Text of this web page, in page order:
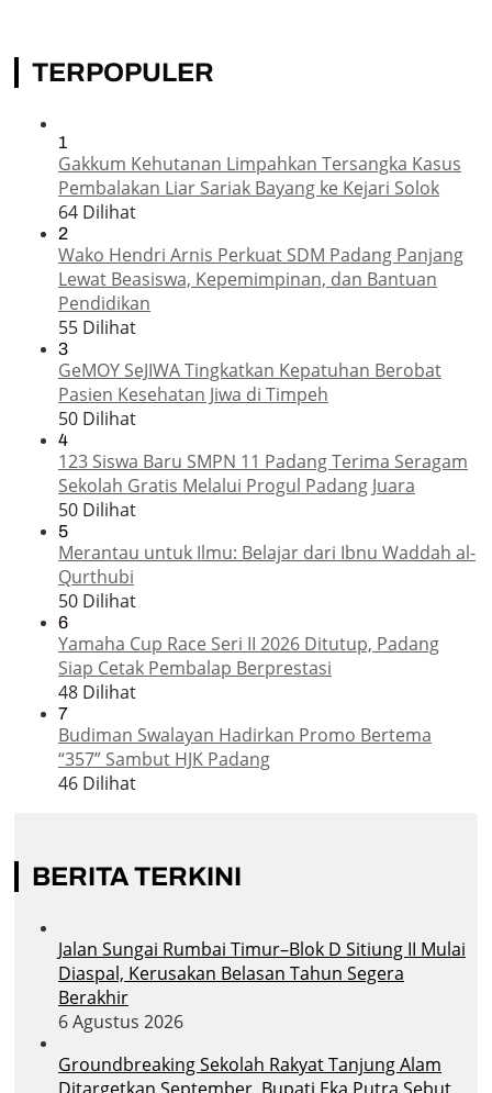
TERPOPULER
1
Gakkum Kehutanan Limpahkan Tersangka Kasus
Pembalakan Liar Sariak Bayang ke Kejari Solok
64 Dilihat
2
Wako Hendri Arnis Perkuat SDM Padang Panjang
Lewat Beasiswa, Kepemimpinan, dan Bantuan
Pendidikan
55 Dilihat
3
GeMOY SeJIWA Tingkatkan Kepatuhan Berobat
Pasien Kesehatan Jiwa di Timpeh
50 Dilihat
4
123 Siswa Baru SMPN 11 Padang Terima Seragam
Sekolah Gratis Melalui Progul Padang Juara
50 Dilihat
5
Merantau untuk Ilmu: Belajar dari Ibnu Waddah al-
Qurthubi
50 Dilihat
6
Yamaha Cup Race Seri II 2026 Ditutup, Padang
Siap Cetak Pembalap Berprestasi
48 Dilihat
7
Budiman Swalayan Hadirkan Promo Bertema
“357” Sambut HJK Padang
46 Dilihat
BERITA TERKINI
Jalan Sungai Rumbai Timur–Blok D Sitiung II Mulai
Diaspal, Kerusakan Belasan Tahun Segera
Berakhir
6 Agustus 2026
Groundbreaking Sekolah Rakyat Tanjung Alam